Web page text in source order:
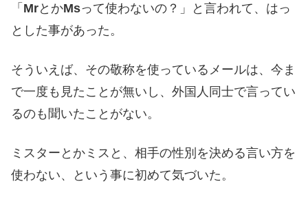
「 MrとかMsって使わないの？」と言われて、はっ
とした事があった。
そういえば、その敬称を使っているメールは、今ま
で一度も見たことが無いし、外国人同士で言ってい
るのも聞いたことがない。
ミスターとかミスと、相手の性別を決める言い方を
使わない、という事に初めて気づいた。